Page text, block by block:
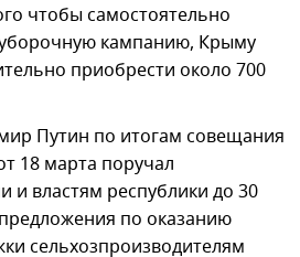
чтобы самостоятельно
кампанию, Крыму
приобрести около 700
Путин по итогам совещания
18 марта поручал
и властям республики до 30
по оказанию
сельхозпроизводителям